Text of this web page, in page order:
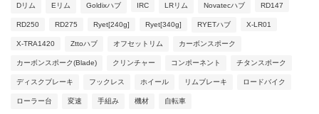
Dリム Eリム Goldixハブ IRC LRリム Novatecハブ RD147
RD250 RD275 Ryet[240g] Ryet[340g] RYETハブ X-LR01
X-TRA1420 Zttoハブ オフセットリム カーボンスポーク
カーボンスポーク(Blade) クリンチャー コンポーネント チタンスポーク
ディスクブレーキ フックレス ホイール リムブレーキ ロードバイク
ローラー台 変速 手組み 機材 自転車